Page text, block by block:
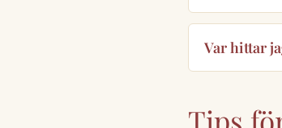
Var hittar
Tips